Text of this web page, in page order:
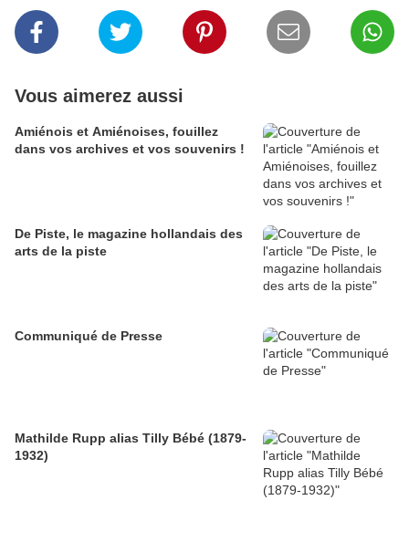
Vous aimerez aussi
Amiénois et Amiénoises, fouillez
dans vos archives et vos souvenirs !
De Piste, le magazine hollandais des
arts de la piste
Communiqué de Presse
Mathilde Rupp alias Tilly Bébé (1879-
1932)